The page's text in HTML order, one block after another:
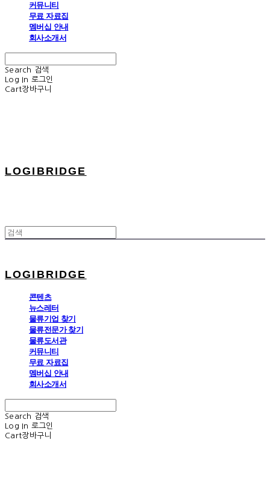
커뮤니티
무료 자료집
멤버십 안내
회사소개서
Search
검색
Log In 로그인
Cart장바구니
LOGIBRIDGE
LOGIBRIDGE
콘텐츠
뉴스레터
물류기업 찾기
물류전문가 찾기
물류도서관
커뮤니티
무료 자료집
멤버십 안내
회사소개서
Search
검색
Log In 로그인
Cart장바구니